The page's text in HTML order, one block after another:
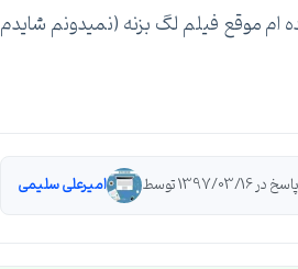
ام موقع فیلم لگ بزنه (نمیدونم شایدم
پاسخ در 1397/03/16 توسط امیرعلی سلیمی